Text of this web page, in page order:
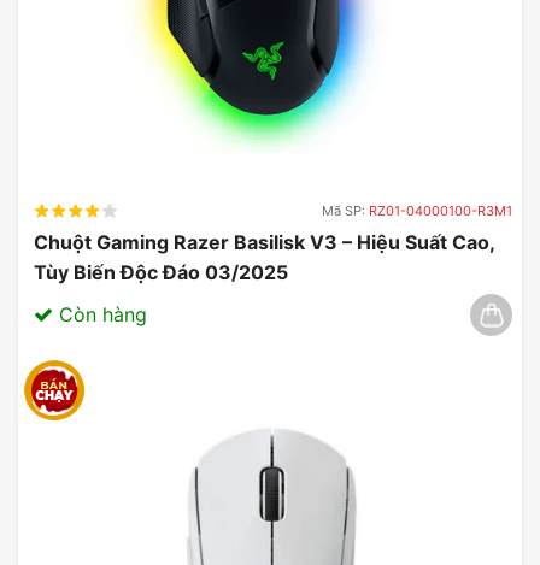
Tham khảo thêm bàn phím Asus, bàn phím
gaming, ASUS TUF Gaming K1
Mã SP: RZ01-04000100-R3M1
Chuột Gaming Razer Basilisk V3 – Hiệu Suất Cao,
Tùy Biến Độc Đáo 03/2025
Còn hàng